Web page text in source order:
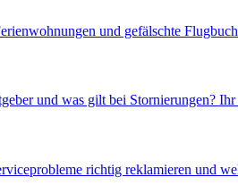
und gefälschte
und was gilt bei Stornierungen?
richtig reklamieren und